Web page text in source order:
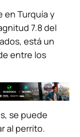
en Turquía y
7.8 del
está un
entre los
se puede
al perrito.